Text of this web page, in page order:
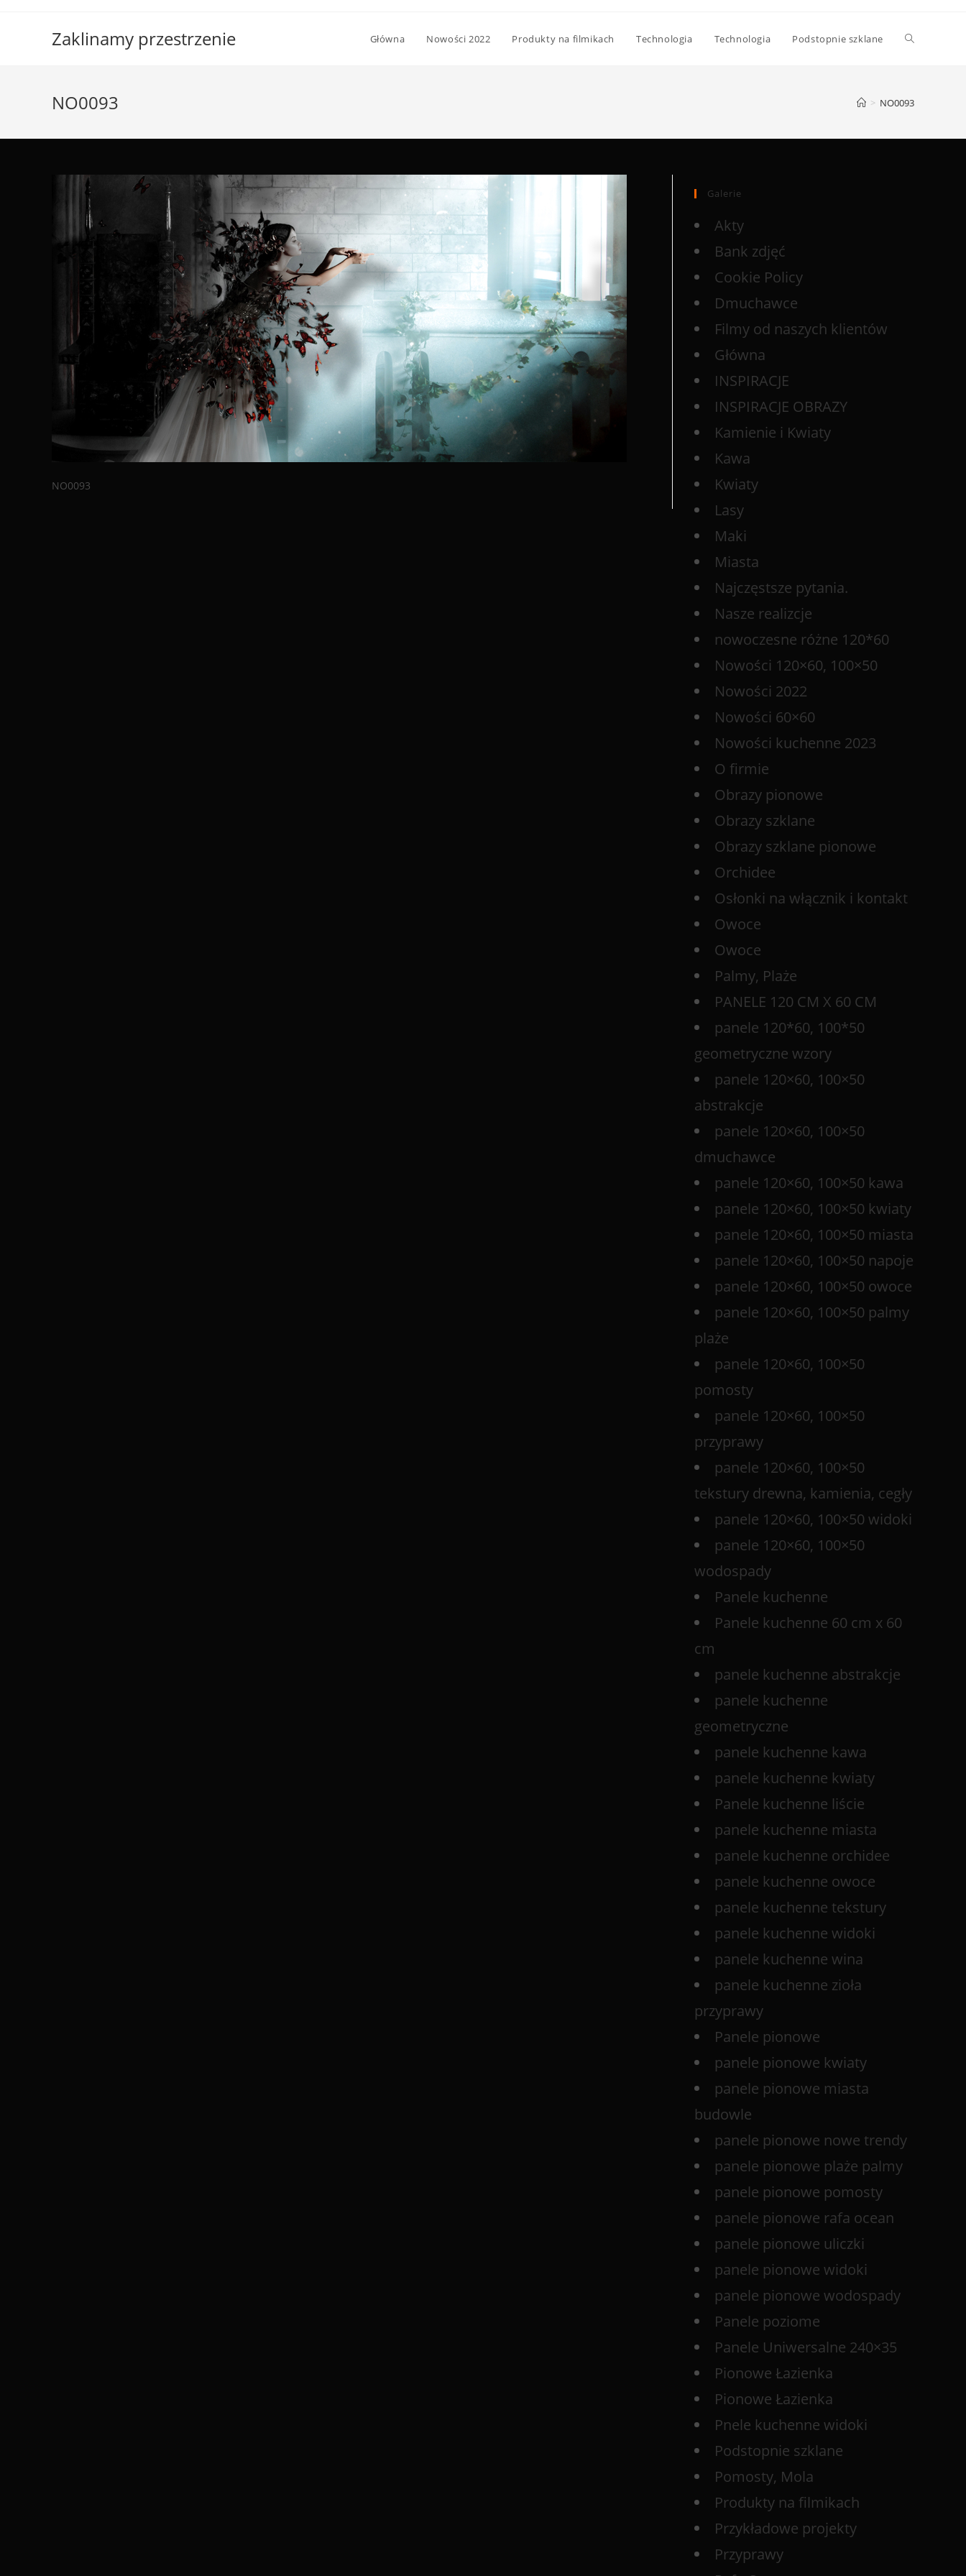
Zaklinamy przestrzenie Główna Nowości 2022 Produkty na filmikach Technologia Technologia Podstopnie szklane
NO0093 > NO0093
NO0093
Galerie
Akty
Bank zdjęć
Cookie Policy
Dmuchawce
Filmy od naszych klientów
Główna
INSPIRACJE
INSPIRACJE OBRAZY
Kamienie i Kwiaty
Kawa
Kwiaty
Lasy
Maki
Miasta
Najczęstsze pytania.
Nasze realizcje
nowoczesne różne 120*60
Nowości 120×60, 100×50
Nowości 2022
Nowości 60×60
Nowości kuchenne 2023
O firmie
Obrazy pionowe
Obrazy szklane
Obrazy szklane pionowe
Orchidee
Osłonki na włącznik i kontakt
Owoce
Owoce
Palmy, Plaże
PANELE 120 CM X 60 CM
panele 120*60, 100*50
geometryczne wzory
panele 120×60, 100×50
abstrakcje
panele 120×60, 100×50
dmuchawce
panele 120×60, 100×50 kawa
panele 120×60, 100×50 kwiaty
panele 120×60, 100×50 miasta
panele 120×60, 100×50 napoje
panele 120×60, 100×50 owoce
panele 120×60, 100×50 palmy
plaże
panele 120×60, 100×50
pomosty
panele 120×60, 100×50
przyprawy
panele 120×60, 100×50
tekstury drewna, kamienia, cegły
panele 120×60, 100×50 widoki
panele 120×60, 100×50
wodospady
Panele kuchenne
Panele kuchenne 60 cm x 60
cm
panele kuchenne abstrakcje
panele kuchenne
geometryczne
panele kuchenne kawa
panele kuchenne kwiaty
Panele kuchenne liście
panele kuchenne miasta
panele kuchenne orchidee
panele kuchenne owoce
panele kuchenne tekstury
panele kuchenne widoki
panele kuchenne wina
panele kuchenne zioła
przyprawy
Panele pionowe
panele pionowe kwiaty
panele pionowe miasta
budowle
panele pionowe nowe trendy
panele pionowe plaże palmy
panele pionowe pomosty
panele pionowe rafa ocean
panele pionowe uliczki
panele pionowe widoki
panele pionowe wodospady
Panele poziome
Panele Uniwersalne 240×35
Pionowe Łazienka
Pionowe Łazienka
Pnele kuchenne widoki
Podstopnie szklane
Pomosty, Mola
Produkty na filmikach
Przykładowe projekty
Przyprawy